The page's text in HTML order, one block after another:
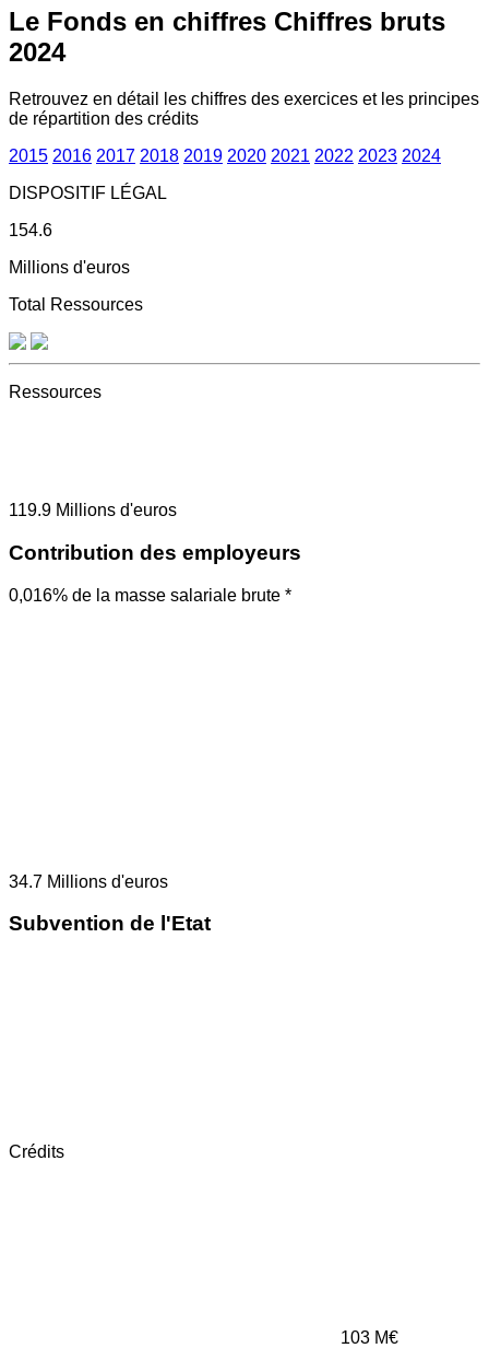
Le Fonds en chiffres Chiffres bruts
2024
Retrouvez en détail les chiffres des exercices et les principes
de répartition des crédits
2015 2016 2017 2018 2019 2020 2021 2022 2023 2024
DISPOSITIF LÉGAL
154.6
Millions d'euros
Total Ressources
Ressources
119.9 Millions d'euros
Contribution des employeurs
0,016% de la masse salariale brute *
34.7 Millions d'euros
Subvention de l'Etat
Crédits
103 M€